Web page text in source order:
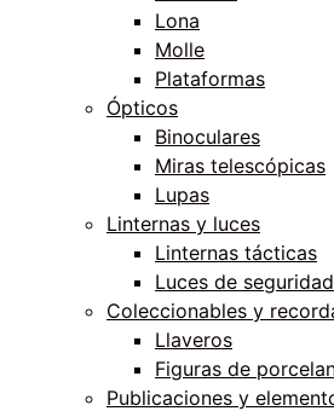
Lona
Molle
Plataformas
Ópticos
Binoculares
Miras telescópicas
Lupas
Linternas y luces
Linternas tácticas
Luces de seguridad
Coleccionables y
Llaveros
Figuras de
Publicaciones y